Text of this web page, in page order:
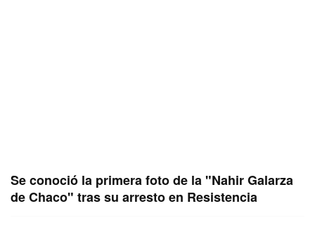
Se conoció la primera foto de la "Nahir Galarza
de Chaco" tras su arresto en Resistencia